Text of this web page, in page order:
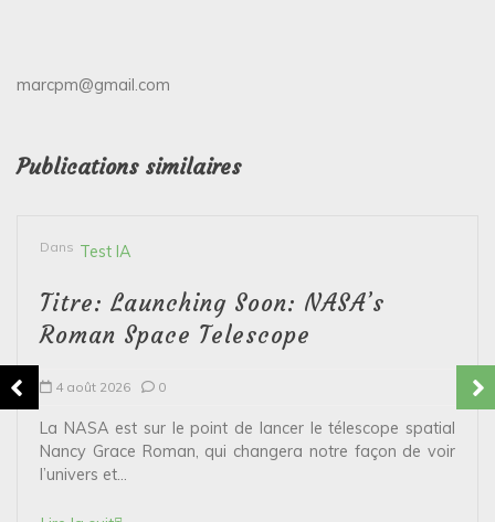
marcpm@gmail.com
Publications similaires
Dans Test IA
Titre: Launching Soon: NASA’s
Roman Space Telescope
4 août 2026 0
La NASA est sur le point de lancer le télescope spatial
Nancy Grace Roman, qui changera notre façon de voir
l’univers et...